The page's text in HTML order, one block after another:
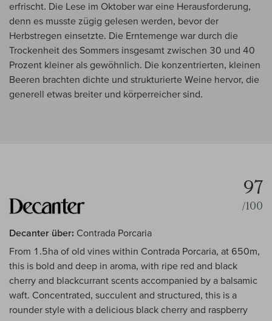
erfrischt. Die Lese im Oktober war eine Herausforderung,
denn es musste zügig gelesen werden, bevor der
Herbstregen einsetzte. Die Erntemenge war durch die
Trockenheit des Sommers insgesamt zwischen 30 und 40
Prozent kleiner als gewöhnlich. Die konzentrierten, kleinen
Beeren brachten dichte und strukturierte Weine hervor, die
generell etwas breiter und körperreicher sind.
97
/100
Decanter über: Contrada Porcaria
From 1.5ha of old vines within Contrada Porcaria, at 650m,
this is bold and deep in aroma, with ripe red and black
cherry and blackcurrant scents accompanied by a balsamic
waft. Concentrated, succulent and structured, this is a
rounder style with a delicious black cherry and raspberry